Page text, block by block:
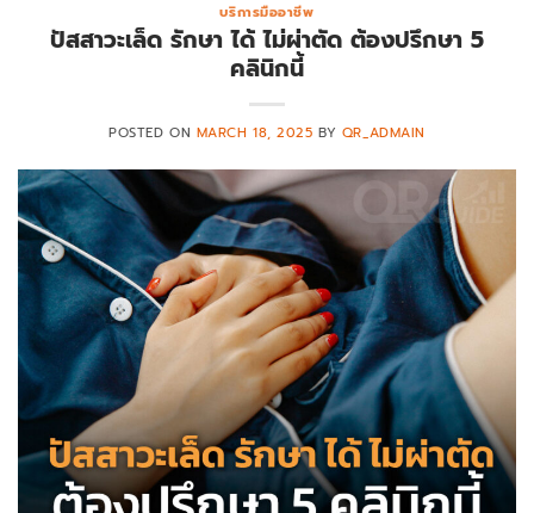
บริการมืออาชีพ
ปัสสาวะเล็ด รักษา ได้ ไม่ผ่าตัด ต้องปรึกษา 5
คลินิกนี้
POSTED ON MARCH 18, 2025 BY QR_ADMAIN